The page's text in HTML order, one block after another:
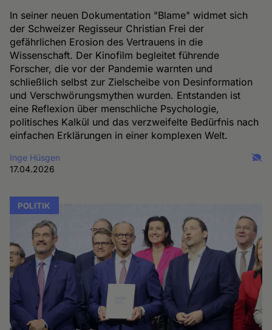
In seiner neuen Dokumentation "Blame" widmet sich
der Schweizer Regisseur Christian Frei der
gefährlichen Erosion des Vertrauens in die
Wissenschaft. Der Kinofilm begleitet führende
Forscher, die vor der Pandemie warnten und
schließlich selbst zur Zielscheibe von Desinformation
und Verschwörungsmythen wurden. Entstanden ist
eine Reflexion über menschliche Psychologie,
politisches Kalkül und das verzweifelte Bedürfnis nach
einfachen Erklärungen in einer komplexen Welt.
Inge Hüsgen
17.04.2026
POLITIK